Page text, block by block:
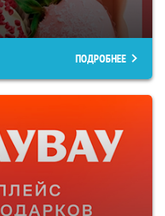
ПОДРОБНЕЕ